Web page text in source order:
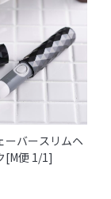
ーバースリムヘ
[M便 1/1]